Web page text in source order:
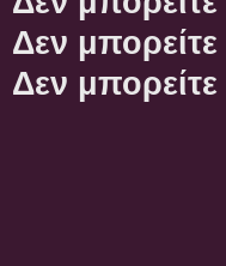
Δεν μπορείτε
Δεν μπορείτε